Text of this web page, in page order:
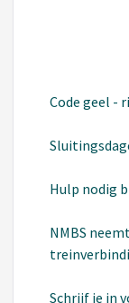
Code geel -
Hulp nodig
NMBS
Schrijf je in